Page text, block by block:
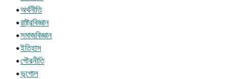
•অর্থনীতি
•রাষ্ট্রবিজ্ঞান
•সমাজবিজ্ঞান
•ইতিহাস
•পৌরনীতি
•ভূগোল